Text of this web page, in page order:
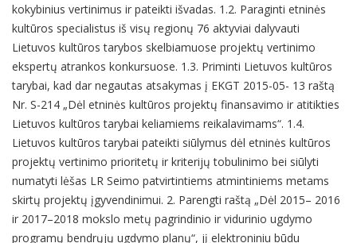
kokybinius vertinimus ir pateikti išvadas. 1.2. Paraginti etninės
kultūros specialistus iš visų regionų 76 aktyviai dalyvauti
Lietuvos kultūros tarybos skelbiamuose projektų vertinimo
ekspertų atrankos konkursuose. 1.3. Priminti Lietuvos kultūros
tarybai, kad dar negautas atsakymas į EKGT 2015-05- 13 raštą
Nr. S-214 „Dėl etninės kultūros projektų finansavimo ir atitikties
Lietuvos kultūros tarybai keliamiems reikalavimams“. 1.4.
Lietuvos kultūros tarybai pateikti siūlymus dėl etninės kultūros
projektų vertinimo prioritetų ir kriterijų tobulinimo bei siūlyti
numatyti lėšas LR Seimo patvirtintiems atmintiniems metams
skirtų projektų įgyvendinimui. 2. Parengti raštą „Dėl 2015– 2016
ir 2017–2018 mokslo metų pagrindinio ir vidurinio ugdymo
programų bendrųjų ugdymo planų“, jį elektroniniu būdu